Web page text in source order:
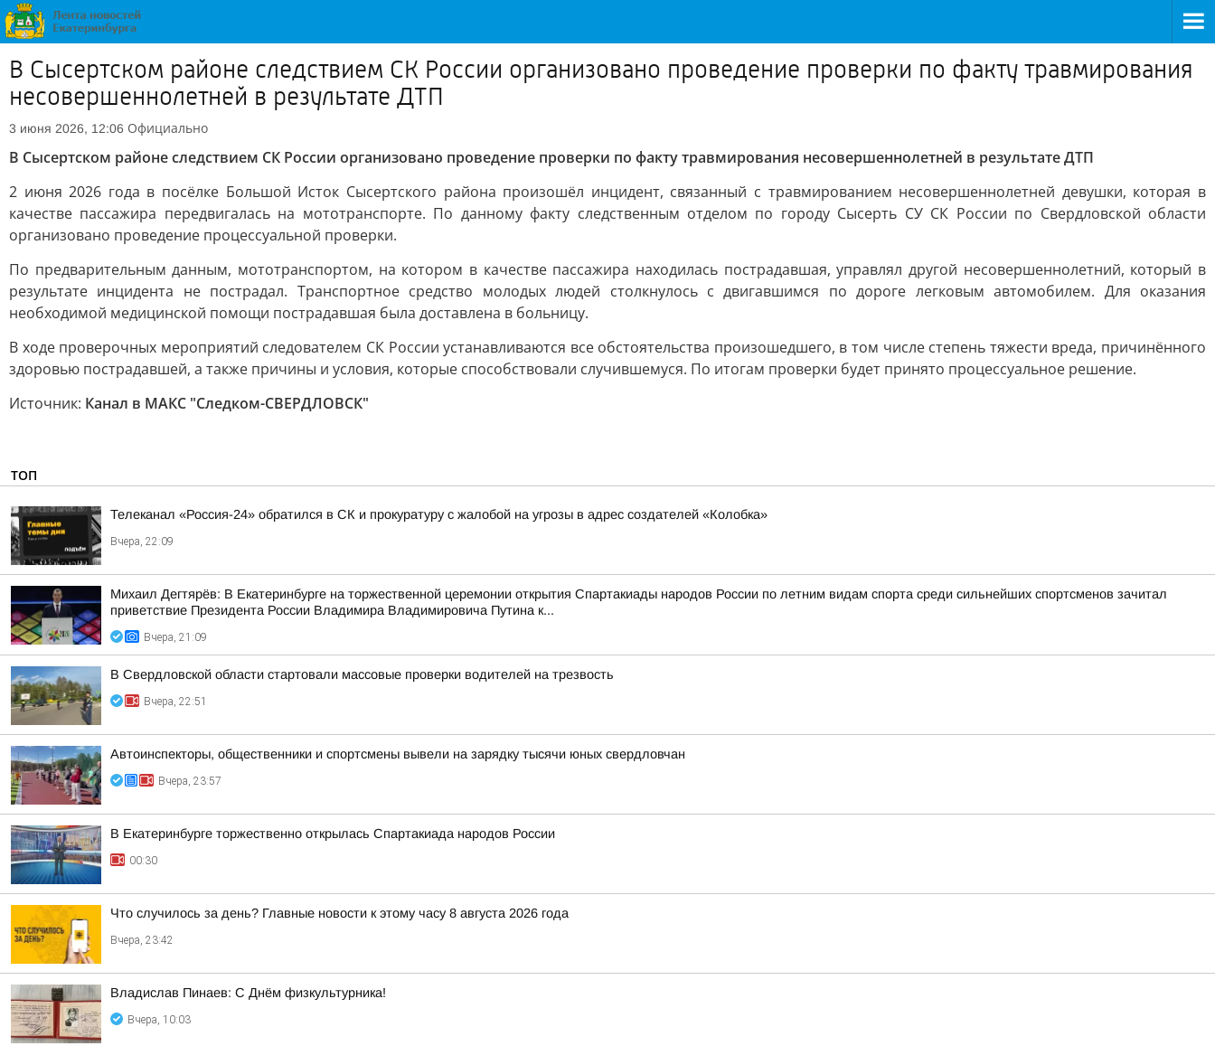
В Сысертском районе следствием СК России организовано проведение проверки по факту травмирования
несовершеннолетней в результате ДТП
3 июня 2026, 12:06 Официально
В Сысертском районе следствием СК России организовано проведение проверки по факту травмирования несовершеннолетней в результате ДТП
2 июня 2026 года в посёлке Большой Исток Сысертского района произошёл инцидент, связанный с травмированием несовершеннолетней девушки, которая в
качестве пассажира передвигалась на мототранспорте. По данному факту следственным отделом по городу Сысерть СУ СК России по Свердловской области
организовано проведение процессуальной проверки.
По предварительным данным, мототранспортом, на котором в качестве пассажира находилась пострадавшая, управлял другой несовершеннолетний, который в
результате инцидента не пострадал. Транспортное средство молодых людей столкнулось с двигавшимся по дороге легковым автомобилем. Для оказания
необходимой медицинской помощи пострадавшая была доставлена в больницу.
В ходе проверочных мероприятий следователем СК России устанавливаются все обстоятельства произошедшего, в том числе степень тяжести вреда, причинённого
здоровью пострадавшей, а также причины и условия, которые способствовали случившемуся. По итогам проверки будет принято процессуальное решение.
Источник: Канал в МАКС "Следком-СВЕРДЛОВСК"
ТОП
Телеканал «Россия-24» обратился в СК и прокуратуру с жалобой на угрозы в адрес создателей «Колобка»
Вчера, 22:09
Михаил Дегтярёв: В Екатеринбурге на торжественной церемонии открытия Спартакиады народов России по летним видам спорта среди сильнейших спортсменов зачитал
приветствие Президента России Владимира Владимировича Путина к...
Вчера, 21:09
В Свердловской области стартовали массовые проверки водителей на трезвость
Вчера, 22:51
Автоинспекторы, общественники и спортсмены вывели на зарядку тысячи юных свердловчан
Вчера, 23:57
В Екатеринбурге торжественно открылась Спартакиада народов России
00:30
Что случилось за день? Главные новости к этому часу 8 августа 2026 года
Вчера, 23:42
Владислав Пинаев: С Днём физкультурника!
Вчера, 10:03